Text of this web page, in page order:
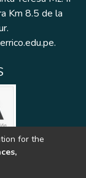
Km 8.5 de la
for the